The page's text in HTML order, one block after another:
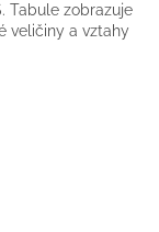
Tabule zobrazuje
veličiny a vztahy